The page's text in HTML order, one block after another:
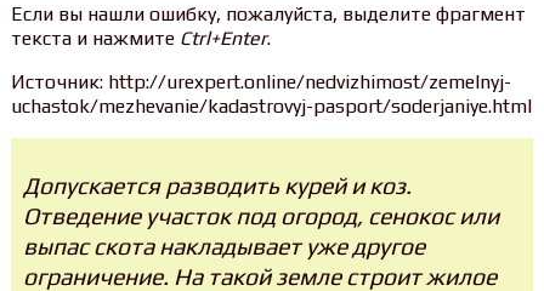
Если вы нашли ошибку, пожалуйста, выделите фрагмент
текста и нажмите Ctrl+Enter.
Источник: http://urexpert.online/nedvizhimost/zemelnyj-
uchastok/mezhevanie/kadastrovyj-pasport/soderjaniye.html
Допускается разводить курей и коз.
Отведение участок под огород, сенокос или
выпас скота накладывает уже другое
ограничение. На такой земле строит жилое